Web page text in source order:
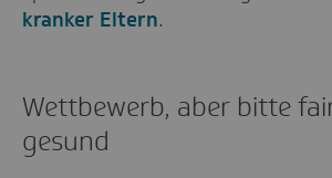
kranker Eltern.
Wettbewerb, aber bitte
gesund